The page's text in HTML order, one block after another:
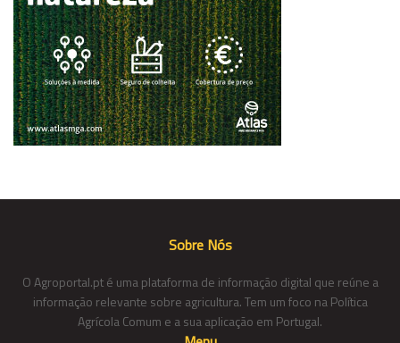
Sobre Nós
O Agroportal.pt é uma plataforma de informação digital que reúne a
informação relevante sobre agricultura. Tem um foco na Política
Agrícola Comum e a sua aplicação em Portugal.